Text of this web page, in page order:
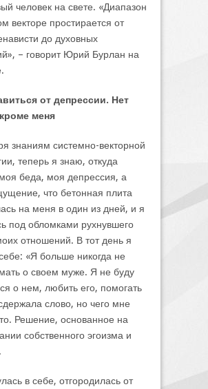
человек на свете. «Диапазон
векторе простирается от
до духовных
– говорит Юрий Бурлан на
от депрессии. Нет
меня
знаниям системно-векторной
теперь я знаю, откуда
беда, моя депрессия, а
что бетонная плита
на меня в один из дней, и я
под обломками рухнувшего
отношений. В тот день я
«Я больше никогда не
о своем муже. Я не буду
о нем, любить его, помогать
слово, но чего мне
Решение, основанное на
собственного эгоизма и
в себе, отгородилась от